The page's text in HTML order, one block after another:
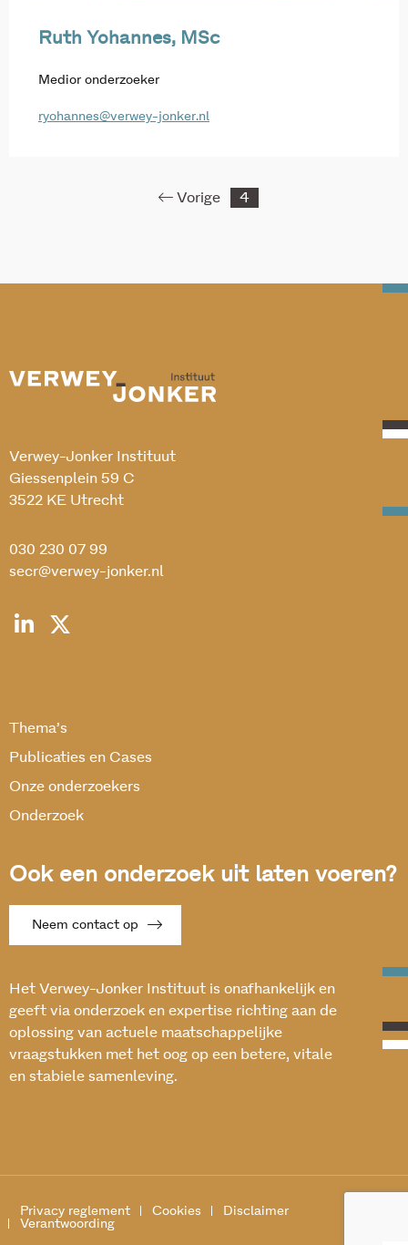
Ruth Yohannes, MSc
Medior onderzoeker
ryohannes@verwey-jonker.nl
Vorige 4
Verwey-Jonker Instituut
Giessenplein 59 C
3522 KE Utrecht
030 230 07 99
secr@verwey-jonker.nl
Thema’s
Publicaties en Cases
Onze onderzoekers
Onderzoek
Ook een onderzoek uit laten voeren?
Neem contact op
Het Verwey-Jonker Instituut is onafhankelijk en
geeft via onderzoek en expertise richting aan de
oplossing van actuele maatschappelijke
vraagstukken met het oog op een betere, vitale
en stabiele samenleving.
Privacy reglement Cookies
Disclaimer
Verantwoording